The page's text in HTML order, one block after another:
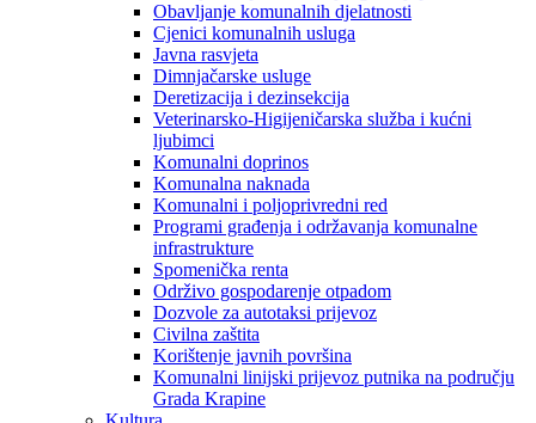
Obavljanje komunalnih djelatnosti
Cjenici komunalnih usluga
Javna rasvjeta
Dimnjačarske usluge
Deretizacija i dezinsekcija
Veterinarsko-Higijeničarska služba i kućni
ljubimci
Komunalni doprinos
Komunalna naknada
Komunalni i poljoprivredni red
Programi građenja i održavanja komunalne
infrastrukture
Spomenička renta
Održivo gospodarenje otpadom
Dozvole za autotaksi prijevoz
Civilna zaštita
Korištenje javnih površina
Komunalni linijski prijevoz putnika na području
Grada Krapine